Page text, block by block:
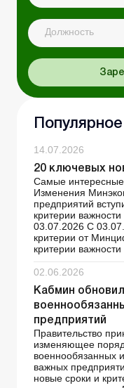
Должность
Популярное
14.07.2026
20 ключевых
Самые
Изменения
предприятий
критерии
03.07.2026 С
критерии от
критерии важности
02.06.2026
Кабмин
предприятий
Правительство
изменяющее
военнообязанных
важных
новые сроки и